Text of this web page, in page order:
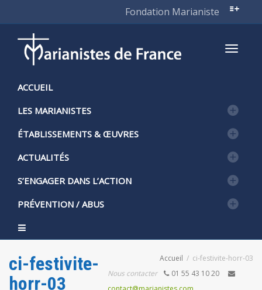
Fondation Marianiste
ACCUEIL
LES MARIANISTES
ÉTABLISSEMENTS & ŒUVRES
ACTUALITÉS
S’ENGAGER DANS L’ACTION
PRÉVENTION / ABUS
ci-festivite-
horr-03
Accueil
ci-festivite-horr-03
Nous contacter
01 55 43 10 20